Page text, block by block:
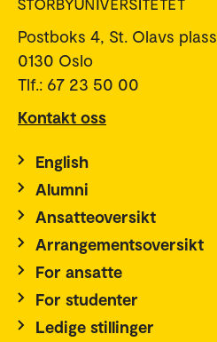
Postboks 4, St. Olavs plass
0130 Oslo
Tlf.: 67 23 50 00
Kontakt oss
English
Alumni
Ansatteoversikt
Arrangementsoversikt
For ansatte
For studenter
Ledige stillinger